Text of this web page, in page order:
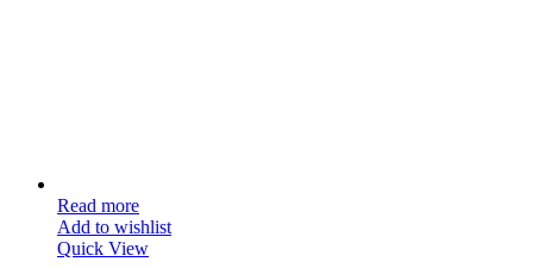
Read more
Add to wishlist
Quick View